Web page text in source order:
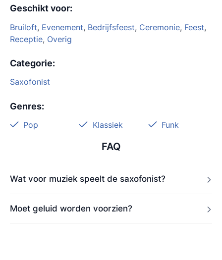
Geschikt voor:
Bruiloft, Evenement, Bedrijfsfeest, Ceremonie, Feest,
Receptie, Overig
Categorie:
Saxofonist
Genres:
Pop Klassiek Funk
FAQ
Wat voor muziek speelt de saxofonist?
Moet geluid worden voorzien?